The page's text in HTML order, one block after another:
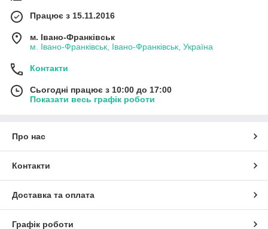
Працює з 15.11.2016
м. Івано-Франківськ
м. Івано-Франківськ, Івано-Франківськ, Україна
Контакти
Сьогодні працює з 10:00 до 17:00
Показати весь графік роботи
Про нас
Контакти
Доставка та оплата
Графік роботи